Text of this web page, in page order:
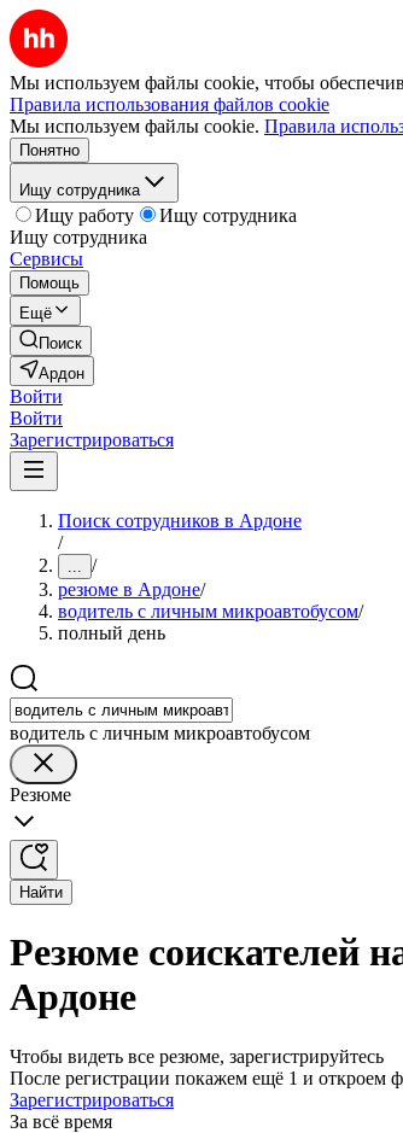
Мы используем файлы cookie, чтобы
Правила использования файлов cookie
Мы используем файлы cookie. Правила
Понятно
Ищу сотрудника
Ищу работу
Ищу сотрудника
Ищу сотрудника
Сервисы
Помощь
Ещё
Поиск
Ардон
Войти
Войти
Зарегистрироваться
Поиск сотрудников в Ардоне
/
... /
резюме в Ардоне/
водитель с личным микроавтобусом/
полный день
водитель с личным микроавтобусом
Резюме
Найти
Резюме соискателей
Ардоне
Чтобы видеть все резюме, зарегистрируйтесь
После регистрации покажем ещё 1 и откроем
Зарегистрироваться
За всё время